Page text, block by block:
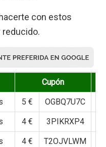
con estos
Cupón
5 € OGBQ7U7C
4 € 3PIKRXP4
4 € T2OJVLWM